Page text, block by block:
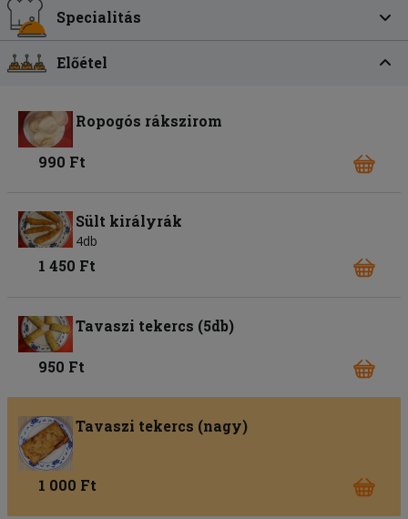
Specialitás
Előétel
Ropogós rákszirom
990 Ft
Sült királyrák
4db
1 450 Ft
Tavaszi tekercs (5db)
950 Ft
Tavaszi tekercs (nagy)
1 000 Ft